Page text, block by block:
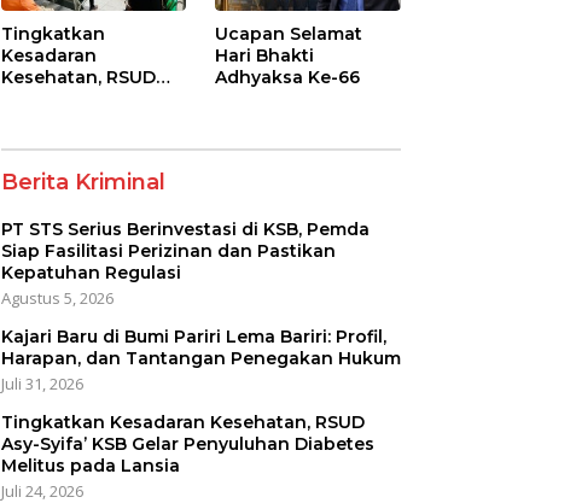
Tingkatkan
Kesadaran
Kesehatan, RSUD
Ucapan Selamat
Hari Bhakti
Adhyaksa Ke-66
Berita Kriminal
PT STS Serius Berinvestasi di KSB, Pemda
Siap Fasilitasi Perizinan dan Pastikan
Kepatuhan Regulasi
Agustus 5, 2026
Kajari Baru di Bumi Pariri Lema Bariri: Profil,
Harapan, dan Tantangan Penegakan Hukum
Juli 31, 2026
Tingkatkan Kesadaran Kesehatan, RSUD
Asy-Syifa’ KSB Gelar Penyuluhan Diabetes
Melitus pada Lansia
Juli 24, 2026